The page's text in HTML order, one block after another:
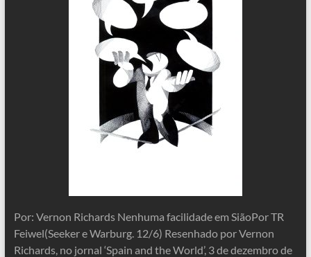
Por: Vernon Richards Nenhuma facilidade em SiãoPor TR
Feiwel(Seeker e Warburg. 12/6) Resenhado por Vernon
Richards, no jornal ‘Spain and the World’, 3 de dezembro de